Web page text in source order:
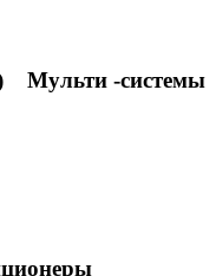
Мульти -системы